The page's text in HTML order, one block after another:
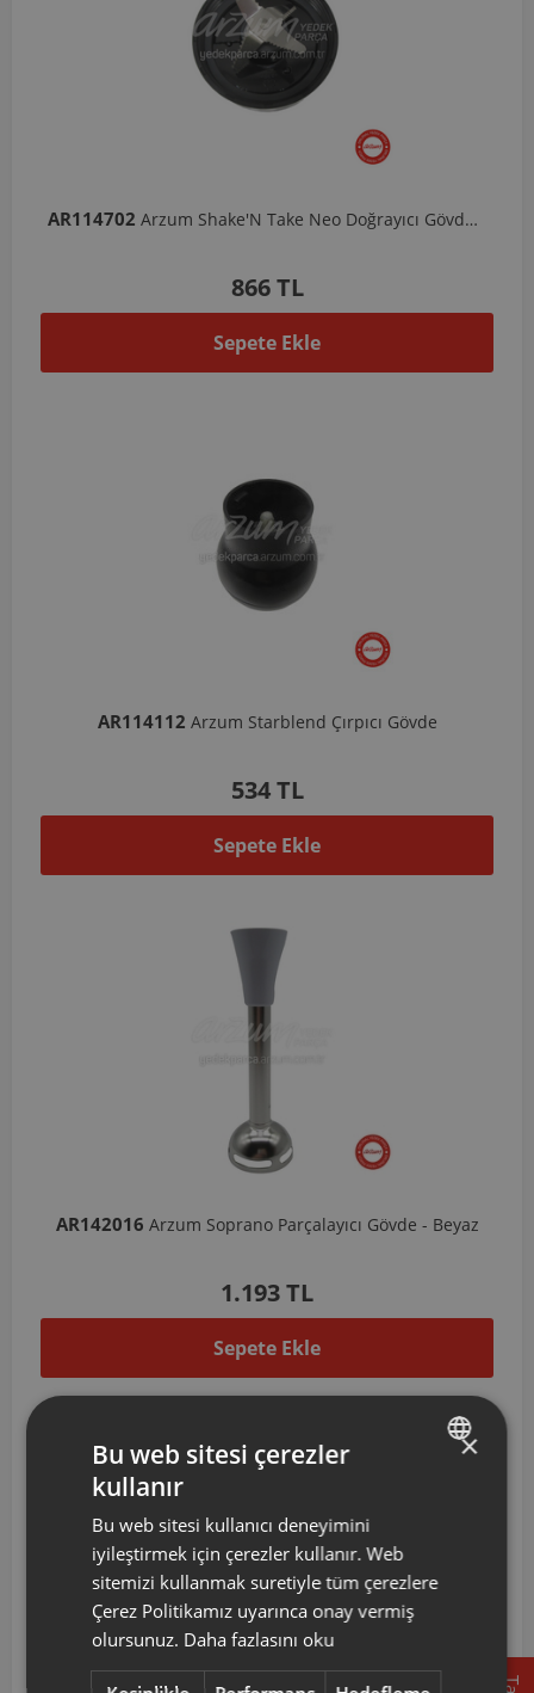
AR114702 Arzum Shake'N Take Neo Doğrayıcı Gövde Komple
866 TL
Sepete Ekle
AR114112 Arzum Starblend Çırpıcı Gövde
534 TL
Sepete Ekle
AR142016 Arzum Soprano Parçalayıcı Gövde - Beyaz
1.193 TL
Sepete Ekle
×
Bu web sitesi çerezler
kullanır
Bu web sitesi kullanıcı deneyimini
iyileştirmek için çerezler kullanır. Web
sitemizi kullanmak suretiyle tüm çerezlere
Çerez Politikamız uyarınca onay vermiş
olursunuz. Daha fazlasını oku